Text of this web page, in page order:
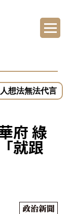
想法無法代言
盧秀燕抗賴聲勢
府 綠
就跟
政治新聞